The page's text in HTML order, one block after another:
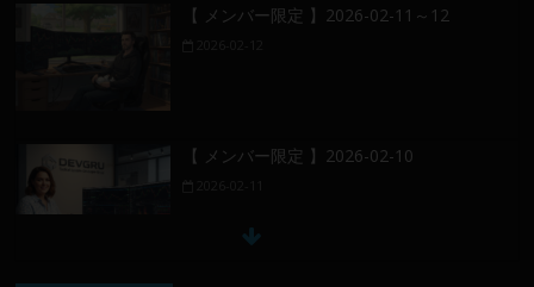
【 メンバー限定 】2026-02-11～12
【 メンバー限定 】2026-02-10